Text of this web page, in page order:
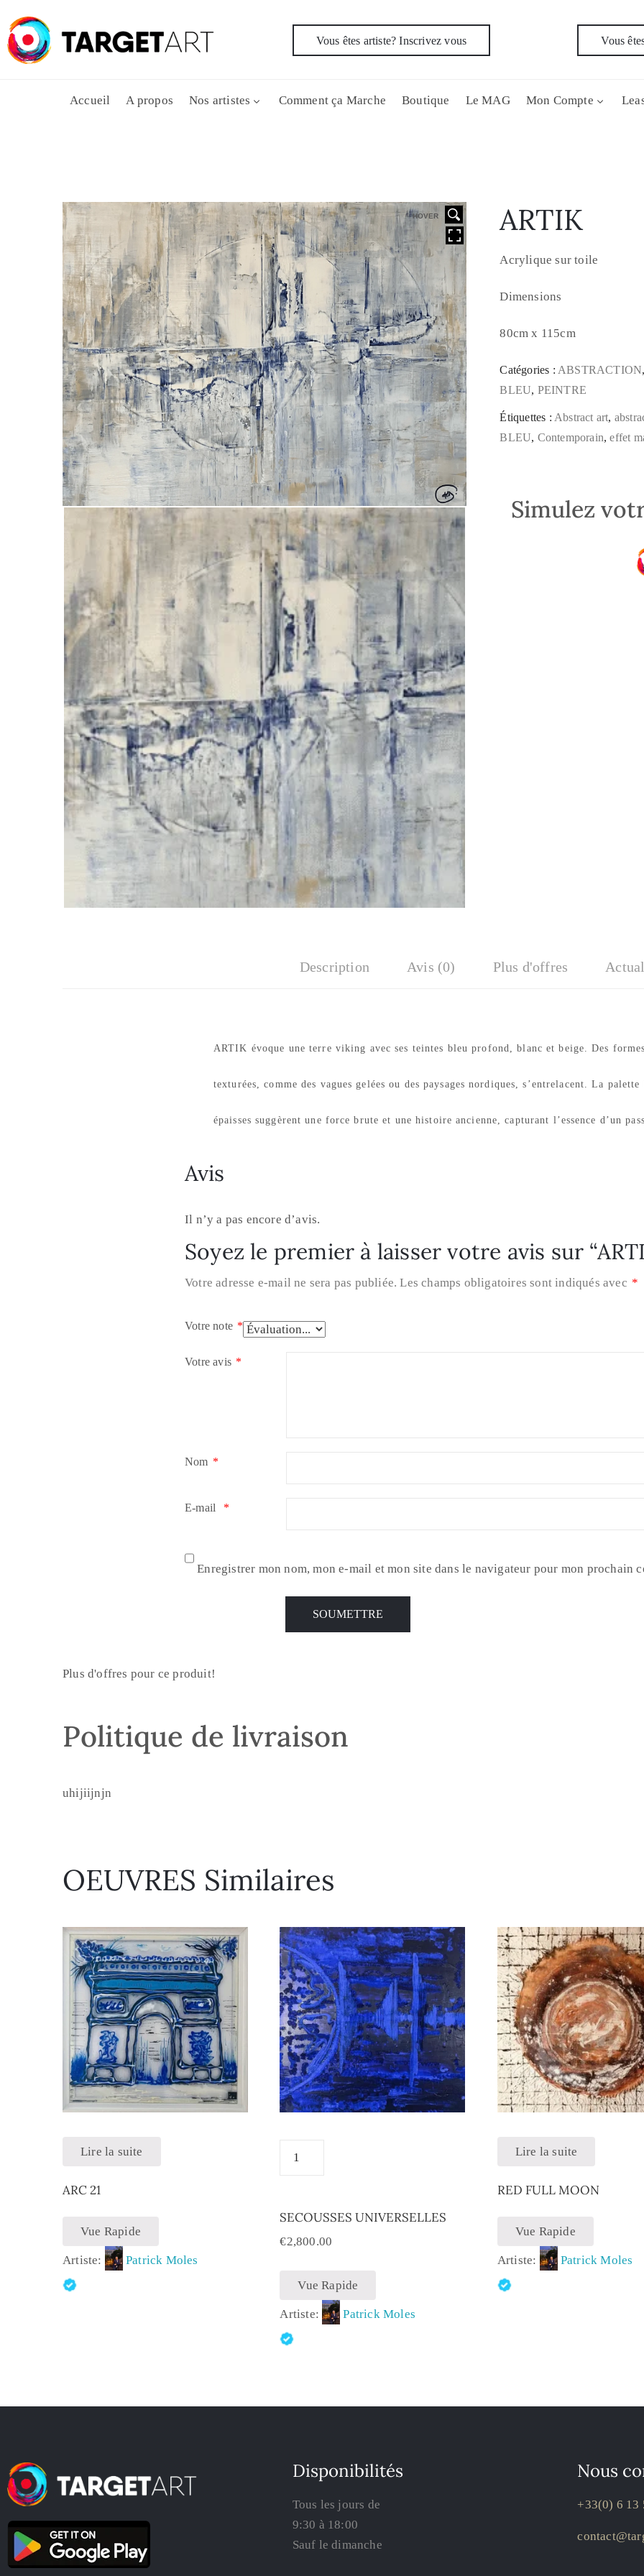
Vous êtes artiste? Inscrivez vous Vous
Accueil A propos Nos artistes Comment ça Marche Boutique Le MAG Mon Compte
HOVER ARTIK
Acrylique sur toile
Dimensions
80cm x 115cm
Catégories : ABSTRACTION,
BLEU, PEINTRE
Étiquettes : Abstract art,
BLEU, Contemporain,effet
Simulez
Description Avis (0) Plus d'offres
ARTIK évoque une terre viking avec ses teintes bleu profond, blanc et beige. Des
texturées, comme des vagues gelées ou des paysages nordiques, s’entrelacent. La
épaisses suggèrent une force brute et une histoire ancienne, capturant l’essence d’un
Avis
Il n’y a pas encore d’avis.
Soyez le premier à laisser votre avis sur
Votre adresse e-mail ne sera pas publiée. Les champs obligatoires sont indiqués avec *
Votre note *
Votre avis *
Nom *
E-mail *
Enregistrer mon nom, mon e-mail et mon site dans le navigateur pour mon prochain
Plus d'offres pour ce produit!
Politique de livraison
uhijiijnjn
OEUVRES Similaires
Lire la suite
ARC 21
Vue Rapide
Artiste: Patrick Moles
SECOUSSES UNIVERSELLES
€2,800.00
Vue Rapide
Artiste: Patrick Moles
Lire la suite
RED FULL MOON
Vue Rapide
Artiste: Patrick Moles
Disponibilités
Tous les jours de
9:30 à 18:00
Sauf le dimanche
Nous
+33(0) 6 13